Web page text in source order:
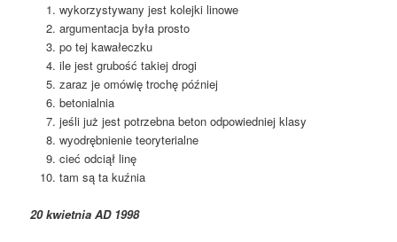
wykorzystywany jest kolejki linowe
argumentacja była prosto
po tej kawałeczku
ile jest grubość takiej drogi
zaraz je omówię trochę później
betonialnia
jeśli już jest potrzebna beton odpowiedniej klasy
wyodrębnienie teoryterialne
cieć odciął linę
tam są ta kuźnia
20 kwietnia AD 1998